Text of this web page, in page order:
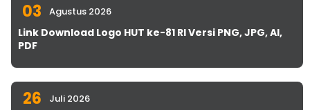
03 Agustus 2026
Link Download Logo HUT ke-81 RI Versi PNG, JPG, AI,
PDF
26 Juli 2026